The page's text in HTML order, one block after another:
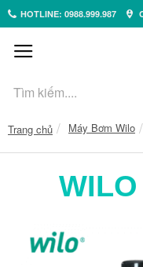
HOTLINE: 0988.999.987
Trang chủ Máy Bơm Wilo